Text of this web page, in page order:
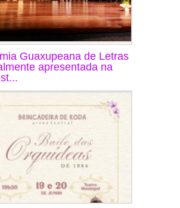
Guaxupeana de Letras
apresentada na